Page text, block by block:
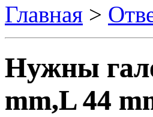
Главная >
Нужны
mm,L 44